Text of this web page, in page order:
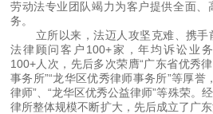
劳动法专业团队竭力为客户提供全面、
务。
立所以来，法迈人攻坚克难、携
法律顾问客户100+家，年均诉讼业
100+人次，先后多次荣膺“广东省优秀
事务所”“龙华区优秀律师事务所”等厚誉
律师”、“龙华区优秀公益律师”等殊荣。
律所整体规模不断扩大，先后成立了广